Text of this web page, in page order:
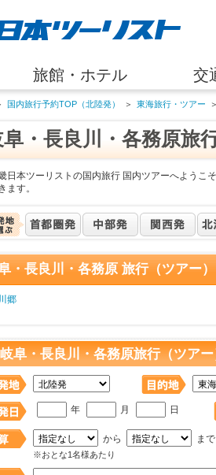
旅館・ホテル 交
国内旅行予約TOP（北陸発） ＞ 東海旅行・ツアー ＞
・長良川・各務原旅
日本ツーリストの国内旅行 国内ツアーへようこ
ます。
・長良川・各務原 旅行（ツアー
郷
岐阜・長良川・各務原旅行（ツア
年 月 日
から まで
※おとな1名様あたり